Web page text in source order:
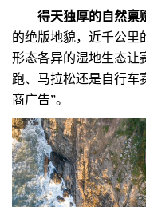
得天独厚的自然禀
的绝版地貌，近千公里
形态各异的湿地生态让
跑、马拉松还是自行车
商广告”。